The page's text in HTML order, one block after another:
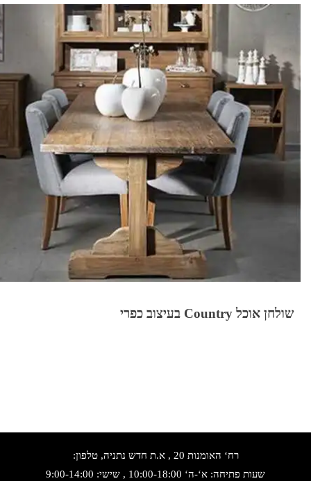
שולחן אוכל Country בעיצוב כפרי
רח‘ האומנות 20 , א.ת חדש נתניה, טלפון:
שעות פתיחה: א‘-ה‘ 10:00-18:00 , שישי: 9:00-14:00